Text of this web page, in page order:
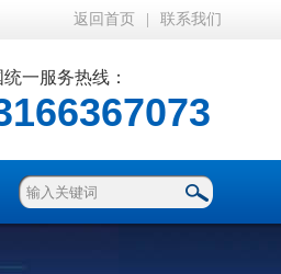
返回首页 联系我们
一服务热线：